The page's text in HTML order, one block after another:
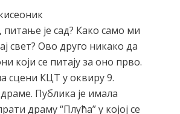
је сад? Како само ми
свет? Ово друго никако да
који се питају за оно прво.
сцени КЦТ у оквиру 9.
Публика је имала
драму “Плућа” у којој се